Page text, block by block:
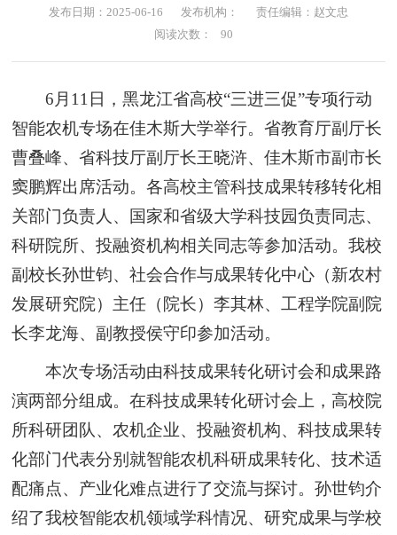
发布日期：2025-06-16 发布机构：
责任编辑：赵文忠
阅读次数：
90
6月11日，黑龙江省高校“三进三促”专项行动
智能农机专场在佳木斯大学举行。省教育厅副厅长
曹叠峰、省科技厅副厅长王晓浒、佳木斯市副市长
窦鹏辉出席活动。各高校主管科技成果转移转化相
关部门负责人、国家和省级大学科技园负责同志、
科研院所、投融资机构相关同志等参加活动。我校
副校长孙世钧、社会合作与成果转化中心（新农村
发展研究院）主任（院长）李其林、工程学院副院
长李龙海、副教授侯守印参加活动。
本次专场活动由科技成果转化研讨会和成果路
演两部分组成。在科技成果转化研讨会上，高校院
所科研团队、农机企业、投融资机构、科技成果转
化部门代表分别就智能农机科研成果转化、技术适
配痛点、产业化难点进行了交流与探讨。孙世钧介
绍了我校智能农机领域学科情况、研究成果与学校